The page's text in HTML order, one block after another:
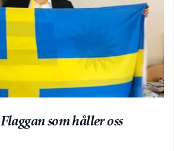
Flaggan som håller oss